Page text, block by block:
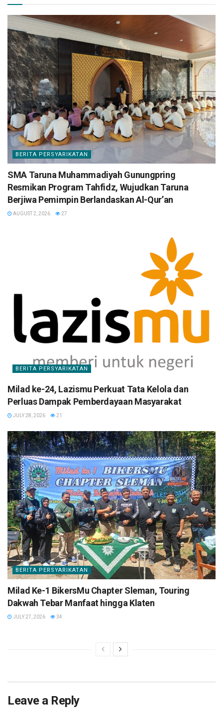
BERITA PERSYARIKATAN
SMA Taruna Muhammadiyah Gunungpring
Resmikan Program Tahfidz, Wujudkan Taruna
Berjiwa Pemimpin Berlandaskan Al-Qur’an
AUGUST 2, 2026 27
BERITA PERSYARIKATAN
Milad ke-24, Lazismu Perkuat Tata Kelola dan
Perluas Dampak Pemberdayaan Masyarakat
JULY 28, 2026 21
BERITA PERSYARIKATAN
Milad Ke-1 BikersMu Chapter Sleman, Touring
Dakwah Tebar Manfaat hingga Klaten
JULY 27, 2026 34
Leave a Reply